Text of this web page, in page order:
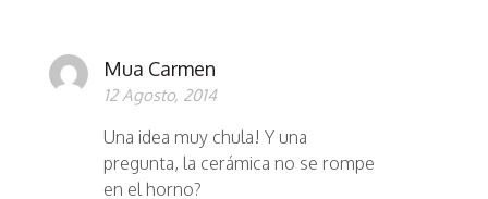
Mua Carmen
12 Agosto, 2014
Una idea muy chula! Y una
pregunta, la cerámica no se rompe
en el horno?